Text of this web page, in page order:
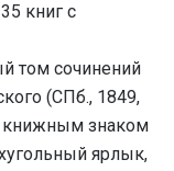
книг с
том сочинений
(СПб., 1849,
книжным знаком
ярлык,